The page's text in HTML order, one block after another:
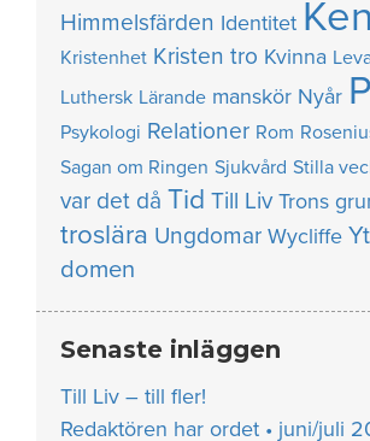
Himmelsfärden Identitet
Kristenhet Kristen tro Kvinna
Luthersk Lärande manskör Nyår
Psykologi Relationer Rom
Sagan om Ringen Sjukvård Stilla
var det då Tid Till Liv Trons
troslära Ungdomar Wycliffe
domen
Senaste inläggen
Till Liv – till fler!
Redaktören har ordet • juni/juli